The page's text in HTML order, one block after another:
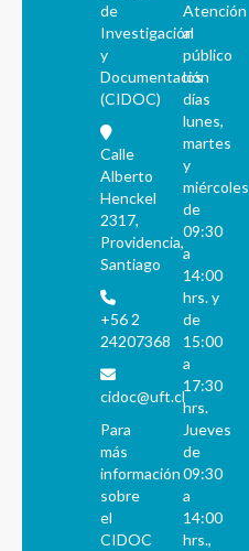
de
Investigación
y
Documentación
(CIDOC)
Calle
Alberto
Henckel
2317,
Providencia,
Santiago
+56 2
24207368
cidoc@uft.cl
Para
más
información
sobre
el
CIDOC
Atención
al
público
los
días
lunes,
martes
y
miércoles
de
09:30
a
14:00
hrs. y
de
15:00
a
17:30
hrs.
Jueves
de
09:30
a
14:00
hrs.,